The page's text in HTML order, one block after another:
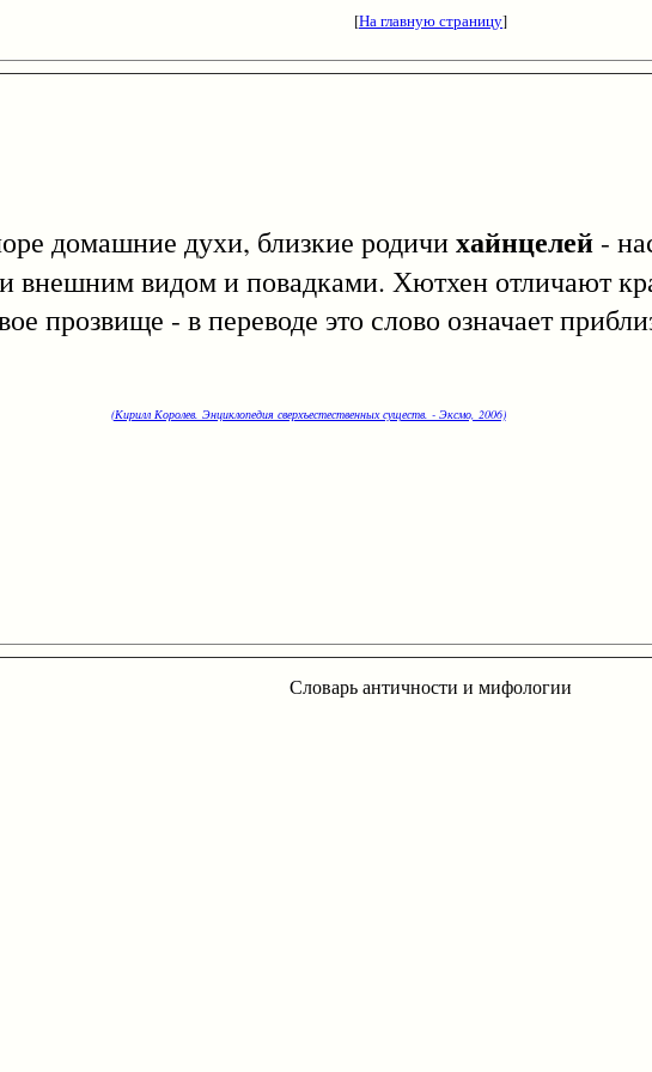
[На главную страницу]
духи, близкие родичихайнцелей -
внешним видом и повадками. Хютхен отличают
прозвище - в переводе это слово означает
(Кирилл Королев. Энциклопедия сверхъестественных существ. - Эксмо, 2006)
Словарь античности и мифологии